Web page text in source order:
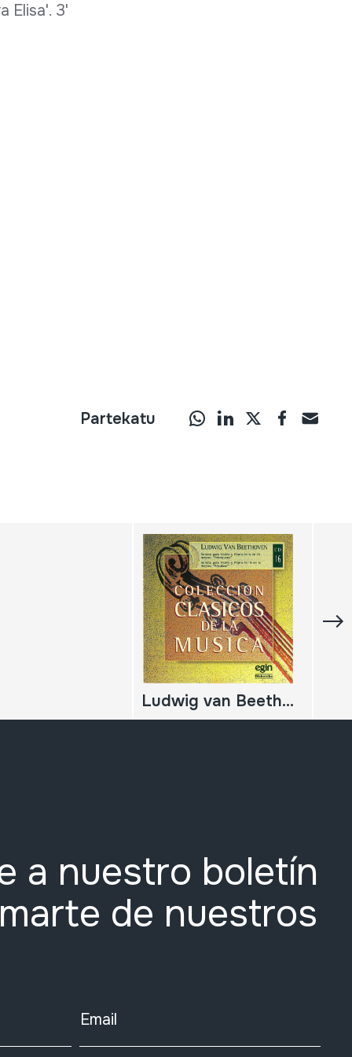
Elisa'. 3'
Partekatu
Ludwig van Beethoven; Sonata para violín y piano nº 5 en fa mayor, 'Primavera'; Sonata para violín y piano nº 9 en la mayor, 'Kreutzer'
a nuestro boletín
de nuestros
Email